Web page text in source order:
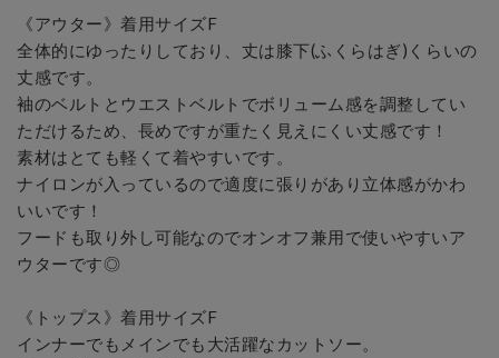
《アウター》着用サイズF
全体的にゆったりしており、丈は膝下(ふくらはぎ)くらいの
丈感です。
袖のベルトとウエストベルトでボリューム感を調整してい
ただけるため、長めですが重たく見えにくい丈感です！
素材はとても軽くて着やすいです。
ナイロンが入っているので適度に張りがあり立体感がかわ
いいです！
フードも取り外し可能なのでオンオフ兼用で使いやすいア
ウターです◎
《トップス》着用サイズF
インナーでもメインでも大活躍なカットソー。